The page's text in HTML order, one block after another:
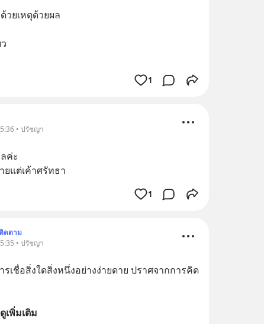
วยเหตุด้วยผล
1
• ปรัชญา
ค่ะ
ยแต่เค้าศรัทธา
1
ติดตาม
• ปรัชญา
เชื่อสิ่งใดสิ่งหนึ่งอย่างง่ายดาย ปราศจากการคิด
ดูเพิ่มเติม